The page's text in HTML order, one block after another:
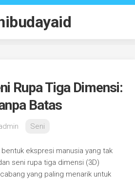
Rupa Tiga Dimensi:
Batas
Seni
ekspresi manusia yang tak
seni rupa tiga dimensi (3D)
yang paling menarik untuk